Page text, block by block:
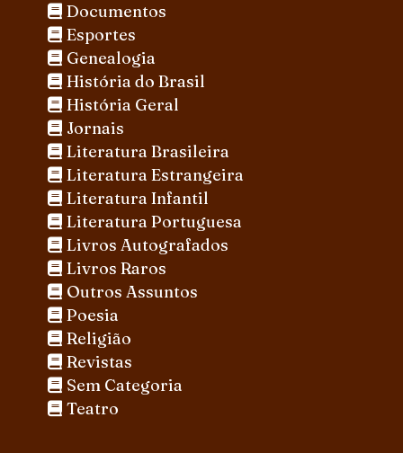
Documentos
Esportes
Genealogia
História do Brasil
História Geral
Jornais
Literatura Brasileira
Literatura Estrangeira
Literatura Infantil
Literatura Portuguesa
Livros Autografados
Livros Raros
Outros Assuntos
Poesia
Religião
Revistas
Sem Categoria
Teatro